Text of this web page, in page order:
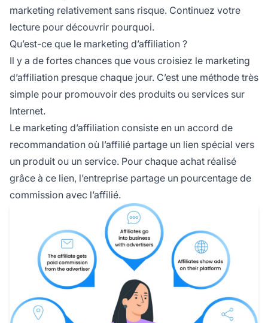
marketing relativement sans risque. Continuez votre
lecture pour découvrir pourquoi.
Qu’est-ce que le marketing d’affiliation ?
Il y a de fortes chances que vous croisiez le marketing
d’affiliation presque chaque jour. C’est une méthode très
simple pour promouvoir des produits ou services sur
Internet.
Le marketing d’affiliation consiste en un accord de
recommandation où l’affilié partage un lien spécial vers
un produit ou un service. Pour chaque achat réalisé
grâce à ce lien, l’entreprise partage un pourcentage de
commission avec l’affilié.